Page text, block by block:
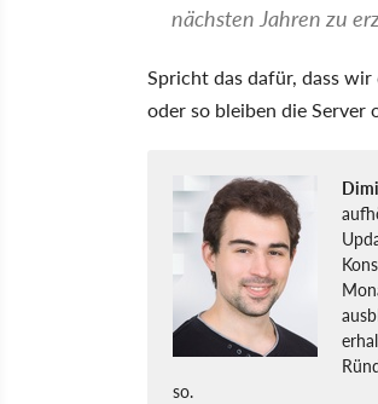
nächsten Jahren zu
Spricht das dafür, dass
oder so bleiben die Server
so.